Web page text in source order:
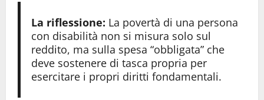
La riflessione: La povertà di una persona
con disabilità non si misura solo sul
reddito, ma sulla spesa “obbligata” che
deve sostenere di tasca propria per
esercitare i propri diritti fondamentali.